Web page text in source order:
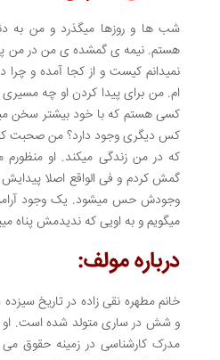
شب ها و روزها میگذرد و من به
هستم. نیمه ی گمشده ی من در من
نمیدانم کیست و از کجا آمده و
ام. من برای پیدا کردن او چه مسیری
کسی هستم که با خود بیشتر سخن
کس دیگری وجود دارد؟ من صحبت
که در من زندگی میکند. او
گمش کردم و فی الواقع اصلا
وجودش حس میشود. یک وجود
میگویم و به اویی که ندیدمش پناه
درباره مولف:
خانم مطهره نقی زاده در تاریخ
و شش در ساری متولد شده است. او
مدرک کارشناسی در زمینه حقوق